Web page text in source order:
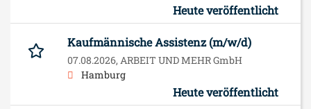
Heute veröffentlicht
Kaufmännische Assistenz (m/w/d)
07.08.2026, ARBEIT UND MEHR GmbH
Hamburg
Heute veröffentlicht